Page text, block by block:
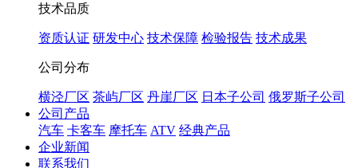
技术品质
资质认证 研发中心 技术保障 检验报告 技术成果
公司分布
横泾厂区 茶屿厂区 丹崖厂区 日本子公司 俄罗斯子公司
公司产品
汽车 卡客车 摩托车 ATV 经典产品
企业新闻
联系我们